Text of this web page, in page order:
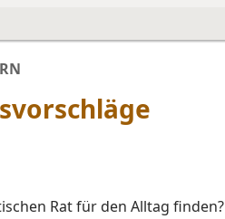
Rat für den Alltag finden?